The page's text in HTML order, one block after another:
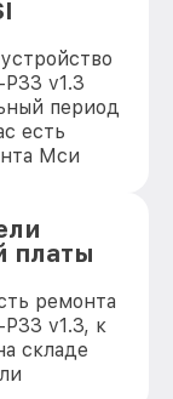
v1.3
период
есть
Мси
платы
ремонта
v1.3, к
складе